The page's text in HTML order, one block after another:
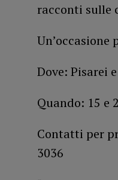
racconti sulle
Dove: Pisarei
Quando: 15 e
Contatti per
3036